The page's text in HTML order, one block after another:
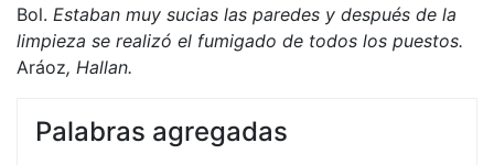
Bol. Estaban muy sucias las paredes y después de la
limpieza se realizó el fumigado de todos los puestos.
Aráoz, Hallan.
Palabras agregadas